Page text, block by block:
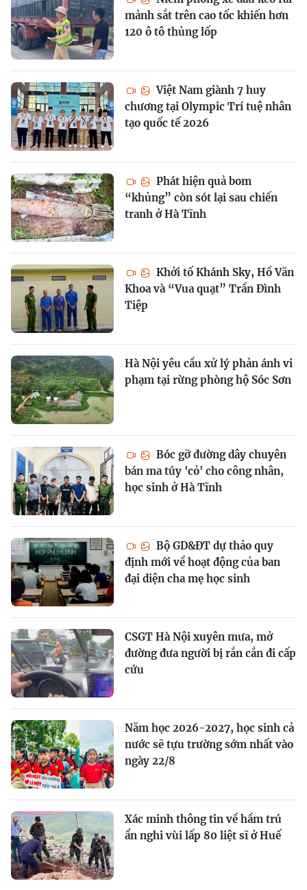
mảnh sắt trên cao tốc khiến hơn
120 ô tô thủng lốp
Việt Nam giành 7 huy
chương tại Olympic Trí tuệ nhân
tạo quốc tế 2026
Phát hiện quả bom
“khủng” còn sót lại sau chiến
tranh ở Hà Tĩnh
Khởi tố Khánh Sky, Hồ Văn
Khoa và “Vua quạt” Trần Đình
Tiệp
Hà Nội yêu cầu xử lý phản ánh vi
phạm tại rừng phòng hộ Sóc Sơn
Bóc gỡ đường dây chuyên
bán ma túy 'cỏ' cho công nhân,
học sinh ở Hà Tĩnh
Bộ GD&ĐT dự thảo quy
định mới về hoạt động của ban
đại diện cha mẹ học sinh
CSGT Hà Nội xuyên mưa, mở
đường đưa người bị rắn cắn đi cấp
cứu
Năm học 2026-2027, học sinh cả
nước sẽ tựu trường sớm nhất vào
ngày 22/8
Xác minh thông tin về hầm trú
ẩn nghi vùi lấp 80 liệt sĩ ở Huế